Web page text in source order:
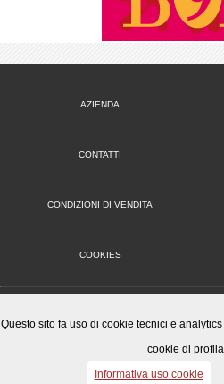
AZIENDA
CONTATTI
CONDIZIONI DI VENDITA
COOKIES
Mister Wizard
© 2014-15 Mister Wizard, tutti i diritti riservati. Logo
questo sito sono di proprietà o concessi in
Questo sito fa uso di cookie tecnici e
cookie di
Informativa uso cookie